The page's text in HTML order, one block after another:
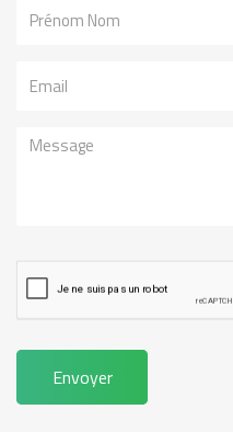
Message
Envoyer